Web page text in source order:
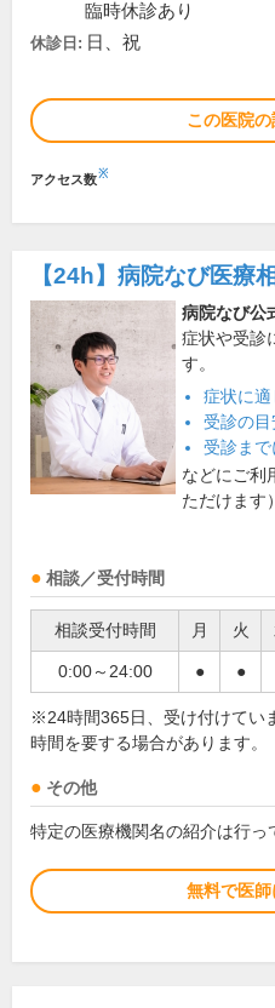
臨時休診あり
休診日: 日、祝
この医院
アクセス数※
【24h】 病院なび医療
病院なび公
症状や受診
す。
症状に
受診の
受診まで
などにご利
ただけます）
相談／受付時間
相談受付時間 月 火
0:00～24:00 ● ●
※24時間365日、受け付けてい
時間を要する場合があります。
その他
特定の医療機関名の紹介は行っ
無料で医